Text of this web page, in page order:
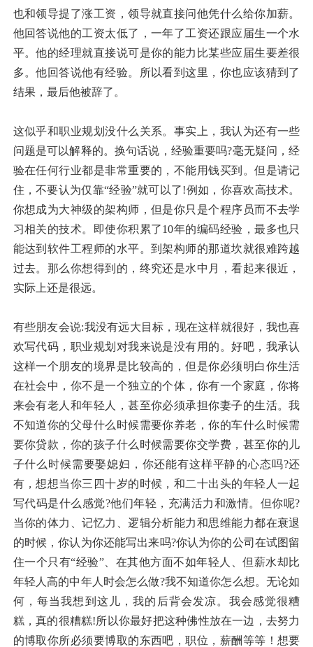
也和领导提了涨工资，领导就直接问他凭什么给你加薪。
他回答说他的工资太低了，一年了工资还跟应届生一个水
平。他的经理就直接说可是你的能力比某些应届生要差很
多。他回答说他有经验。所以看到这里，你也应该猜到了
结果，最后他被辞了。
这似乎和职业规划没什么关系。事实上，我认为还有一些
问题是可以解释的。换句话说，经验重要吗?毫无疑问，经
验在任何行业都是非常重要的，不能用钱买到。但是请记
住，不要认为仅靠“经验”就可以了!例如，你喜欢高技术。
你想成为大神级的架构师，但是你只是个程序员而不去学
习相关的技术。即使你积累了10年的编码经验，最多也只
能达到软件工程师的水平。到架构师的那道坎就很难跨越
过去。那么你想得到的，终究还是水中月，看起来很近，
实际上还是很远。
有些朋友会说:我没有远大目标，现在这样就很好，我也喜
欢写代码，职业规划对我来说是没有用的。好吧，我承认
这样一个朋友的境界是比较高的，但是你必须明白你生活
在社会中，你不是一个独立的个体，你有一个家庭，你将
来会有老人和年轻人，甚至你必须承担你妻子的生活。我
不知道你的父母什么时候需要你养老，你的车什么时候需
要你贷款，你的孩子什么时候需要你交学费，甚至你的儿
子什么时候需要娶媳妇，你还能有这样平静的心态吗?还
有，想想当你三四十岁的时候，和二十出头的年轻人一起
写代码是什么感觉?他们年轻，充满活力和激情。但你呢?
当你的体力、记忆力、逻辑分析能力和思维能力都在衰退
的时候，你认为你还能写出来吗?你认为你的公司在试图留
住一个只有“经验”、在其他方面不如年轻人、但薪水却比
年轻人高的中年人时会怎么做?我不知道你怎么想。无论如
何，每当我想到这儿，我的后背会发凉。我会感觉很糟
糕，真的很糟糕!所以你最好把这种佛性放在一边，去努力
的博取你所必须要博取的东西吧，职位，薪酬等等！想要